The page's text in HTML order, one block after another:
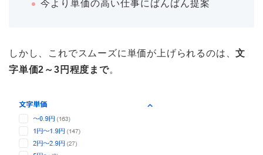
今より単価の高い仕事にばんばん提案
しかし、 これでスムーズに単価が上げられるのは、文
字単価2～3円程度まで。